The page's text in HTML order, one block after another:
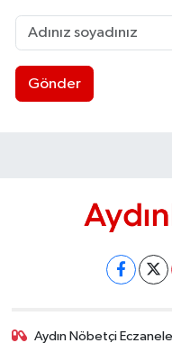
Gönder
Aydın Nöbetçi